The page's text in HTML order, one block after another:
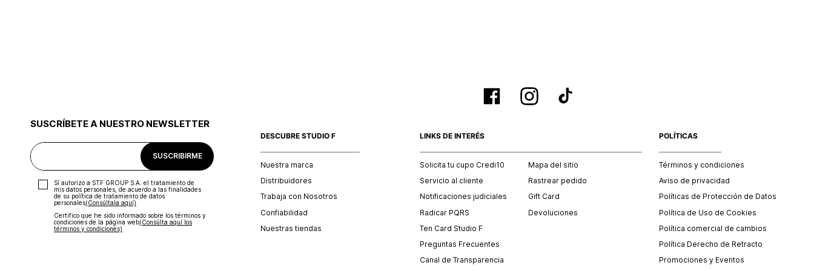
SUSCRÍBETE A NUESTRO NEWSLETTER
SUSCRIBIRME
Sí autorizo a STF GROUP S.A. el tratamiento de
mis datos personales, de acuerdo a las finalidades
de su política de tratamiento de datos
personales‎(Consúltala aquí)
Certifico que he sido informado sobre los términos y
condiciones de la página web‎(Consúlta aquí los
términos y condiciones)
DESCUBRE STUDIO F
Nuestra marca
Distribuidores
Trabaja con Nosotros
Confiabilidad
Nuestras tiendas
LINKS DE INTERÉS
Solicita tu cupo Credi10
Servicio al cliente
Notificaciones judiciales
Radicar PQRS
Ten Card Studio F
Preguntas Frecuentes
Canal de Transparencia
Mapa del sitio
Rastrear pedido
Gift Card
Devoluciones
POLÍTICAS
Términos y condiciones
Aviso de privacidad
Políticas de Protección de Datos
Política de Uso de Cookies
Política comercial de cambios
Política Derecho de Retracto
Promociones y Eventos